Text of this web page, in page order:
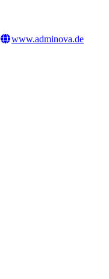
www.adminova.de